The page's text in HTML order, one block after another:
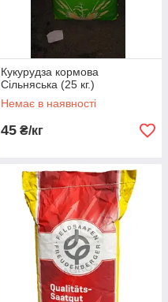
Кукурудза кормова
Сільняська (25 кг.)
Немає в наявності
45 ₴/кг